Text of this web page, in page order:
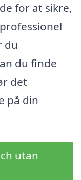
for at sikre,
du
du finde
det
på din
utan